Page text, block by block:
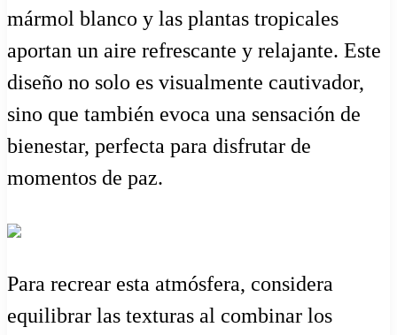
mármol blanco y las plantas tropicales
aportan un aire refrescante y relajante. Este
diseño no solo es visualmente cautivador,
sino que también evoca una sensación de
bienestar, perfecta para disfrutar de
momentos de paz.
Para recrear esta atmósfera, considera
equilibrar las texturas al combinar los